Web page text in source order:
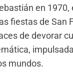
en
fiestas de San
de devorar
mundos.